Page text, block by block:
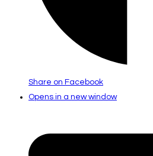
Share on Facebook
Opens in a new window